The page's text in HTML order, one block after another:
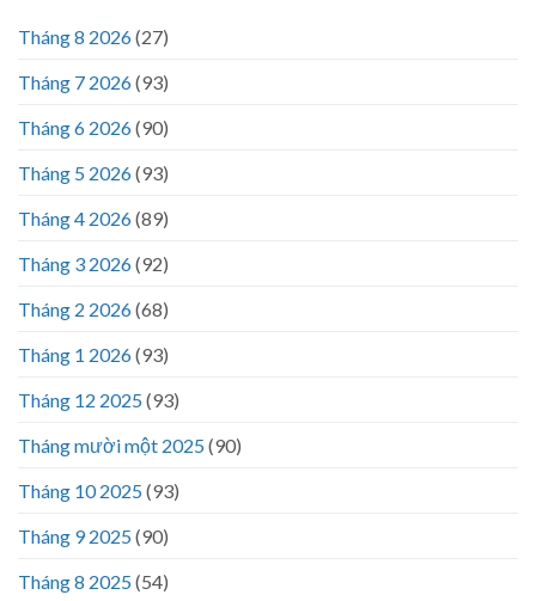
Tháng 8 2026(27)
Tháng 7 2026(93)
Tháng 6 2026(90)
Tháng 5 2026(93)
Tháng 4 2026(89)
Tháng 3 2026(92)
Tháng 2 2026(68)
Tháng 1 2026(93)
Tháng 12 2025(93)
Tháng mười một 2025(90)
Tháng 10 2025(93)
Tháng 9 2025(90)
Tháng 8 2025(54)